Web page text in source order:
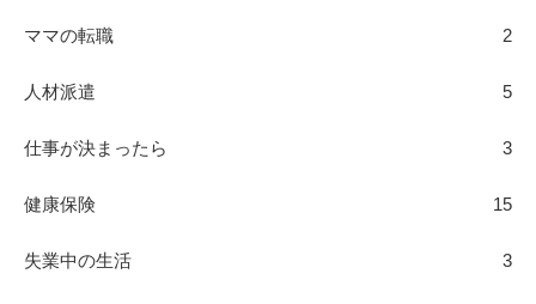
ママの転職 2
人材派遣 5
仕事が決まったら 3
健康保険 15
失業中の生活 3